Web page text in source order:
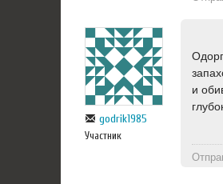
godrik1985
Участник
и